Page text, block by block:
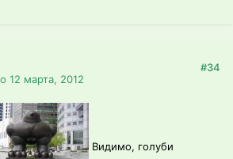
12 марта, 2012
#34
Видимо, голуби